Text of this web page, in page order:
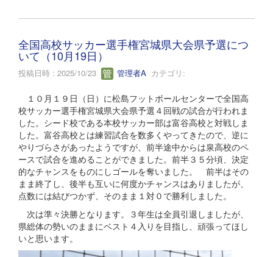
全国高校サッカー選手権宮城県大会県予選につ
いて（10月19日）
投稿日時 : 2025/10/23 管理者A カテゴリ:
１０月１９日（日）に松島フットボールセンターで全国高
校サッカー選手権宮城県大会県予選４回戦の試合が行われま
した。シード校である本校サッカー部は富谷高校と対戦しま
した。富谷高校とは練習試合を数多くやってきたので、逆に
やりづらさがあったようですが、前半途中からは泉高校のペ
ースで試合を進めることができました。前半３５分頃、決定
的なチャンスをものにしゴールを奪いました。 前半はその
まま終了し、後半も互いに何度かチャンスはありましたが、
点数には結びつかず、そのまま１対０で勝利しました。
次は準々決勝となります。３年生は全員引退しましたが、
県総体の勢いのままにベスト４入りを目指し、頑張ってほし
いと思います。